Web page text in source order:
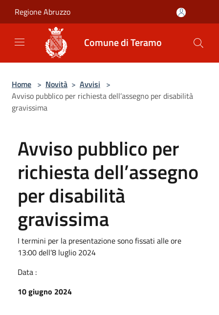
Regione Abruzzo
Comune di Teramo
Home > Novità > Avvisi >
Avviso pubblico per richiesta dell’assegno per disabilità
gravissima
Avviso pubblico per
richiesta dell’assegno
per disabilità
gravissima
I termini per la presentazione sono fissati alle ore
13:00 dell’8 luglio 2024
Data :
10 giugno 2024